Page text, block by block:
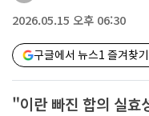
2026.05.15 오후 06:30
구글에서 뉴스1 즐겨찾기
"이란 빠진 합의 실